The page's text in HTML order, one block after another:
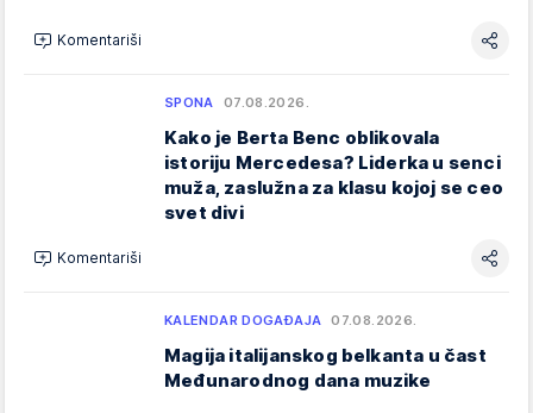
Komentariši
SPONA 07.08.2026.
Kako je Berta Benc oblikovala
istoriju Mercedesa? Liderka u senci
muža, zaslužna za klasu kojoj se ceo
svet divi
Komentariši
KALENDAR DOGAĐAJA 07.08.2026.
Magija italijanskog belkanta u čast
Međunarodnog dana muzike